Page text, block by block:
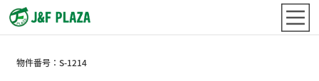
物件番号：S-1214